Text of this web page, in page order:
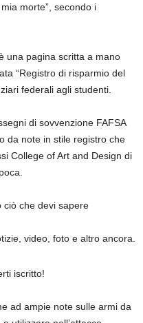
morte”, secondo i
una pagina scritta a mano
“Registro di risparmio del
federali agli studenti.
di sovvenzione FAFSA
da note in stile registro che
College of Art and Design di
ciò che devi sapere
video, foto e altro ancora.
iscritto!
ad ampie note sulle armi da